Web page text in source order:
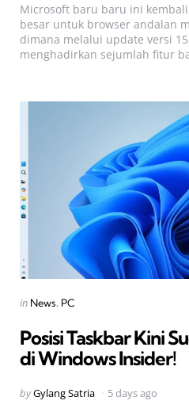
Microsoft baru baru ini
besar untuk browser andalan
dimana melalui update versi
menghadirkan sejumlah fitur
Categories
Posted
in News PC
Posisi Taskbar Kini
di Windows Insider!
Posted
byGylang Satria 5 days ago